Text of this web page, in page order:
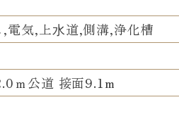
,電気,上⽔道,側溝,浄化槽
ｍ公道 接面9.1m